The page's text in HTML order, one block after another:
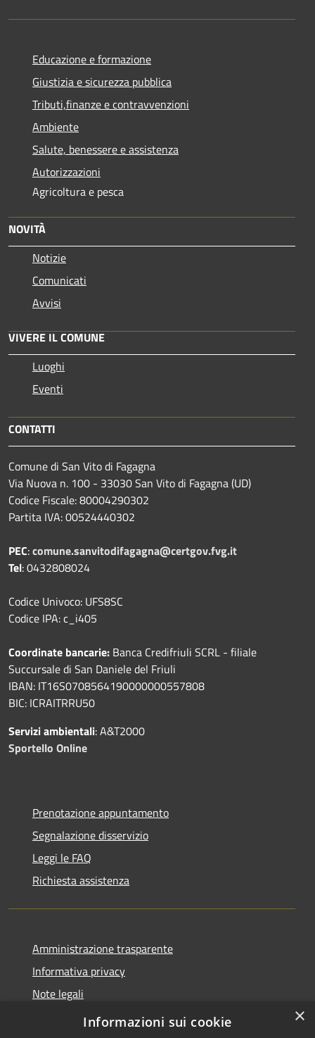
Educazione e formazione
Giustizia e sicurezza pubblica
Tributi,finanze e contravvenzioni
Ambiente
Salute, benessere e assistenza
Autorizzazioni
Agricoltura e pesca
NOVITÀ
Notizie
Comunicati
Avvisi
VIVERE IL COMUNE
Luoghi
Eventi
CONTATTI
Comune di San Vito di Fagagna
Via Nuova n. 100 - 33030 San Vito di Fagagna (UD)
Codice Fiscale: 80004290302
Partita IVA: 00524440302
PEC:comune.sanvitodifagagna@certgov.fvg.it
Tel: 0432808024
Codice Univoco: UFS8SC
Codice IPA: c_i405
Coordinate bancarie: Banca Credifriuli SCRL - filiale
Succursale di San Daniele del Friuli
IBAN: IT16S0708564190000000557808
BIC: ICRAITRRU50
Servizi ambientali: A&T2000
Sportello Online
Prenotazione appuntamento
Segnalazione disservizio
Leggi le FAQ
Richiesta assistenza
Amministrazione trasparente
Informativa privacy
Note legali
Dichiarazione di accessibilità
×
Informazioni sui cookie